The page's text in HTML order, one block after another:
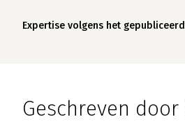
Expertise volgens het
Geschreven